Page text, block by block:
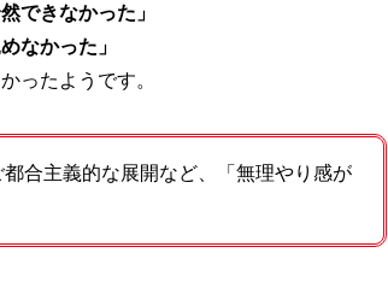
できなかった」
なかった」
ったようです。
合主義的な展開など、「無理やり感が